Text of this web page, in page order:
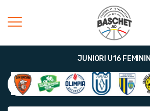
JUNIORI U16 FEMININ